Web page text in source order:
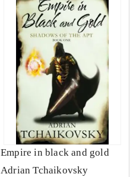
Empire in black and gold
Adrian Tchaikovsky